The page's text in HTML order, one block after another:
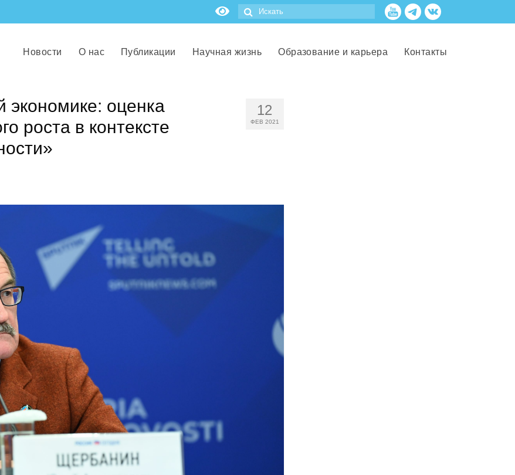
Новости О нас Публикации Научная жизнь Образование и карьера Контакты
12
ФЕВ 2021
экономике: оценка
роста в контексте